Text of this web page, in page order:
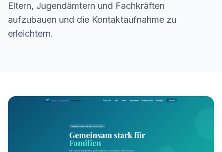
Eltern, Jugendämtern und Fachkräften
aufzubauen und die Kontaktaufnahme zu
erleichtern.